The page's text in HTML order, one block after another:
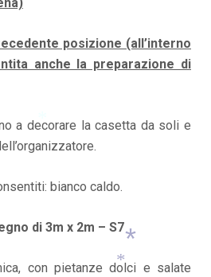
posizione (all’interno
anche la preparazione di
a decorare la casetta da soli e
bianco caldo.
di 3m x 2m – S7
con pietanze dolci e salate